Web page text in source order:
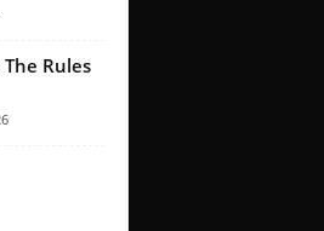
Rules